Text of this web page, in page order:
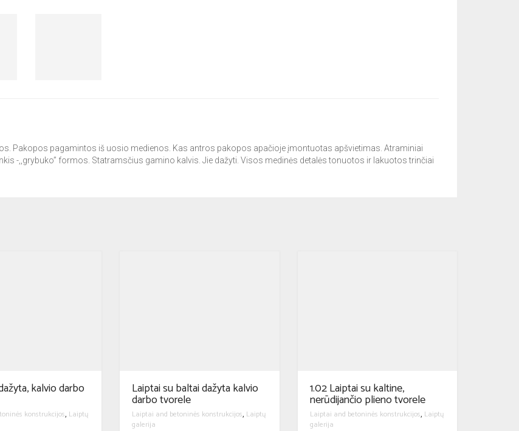
Pakopos pagamintos iš uosio medienos. Kas antros pakopos apačioje įmontuotas apšvietimas. Atraminiai
-,,grybuko” formos. Statramsčius gamino kalvis. Jie dažyti. Visos medinės detalės tonuotos ir lakuotos trinčiai
kalvio darbo
konstrukcijos, Laiptų
Laiptai su baltai dažyta kalvio
darbo tvorele
Laiptai and betoninės konstrukcijos, Laiptų
galerija
1.02 Laiptai su kaltine,
nerūdijančio plieno tvorele
Laiptai and betoninės konstrukcijos, Laiptų
galerija